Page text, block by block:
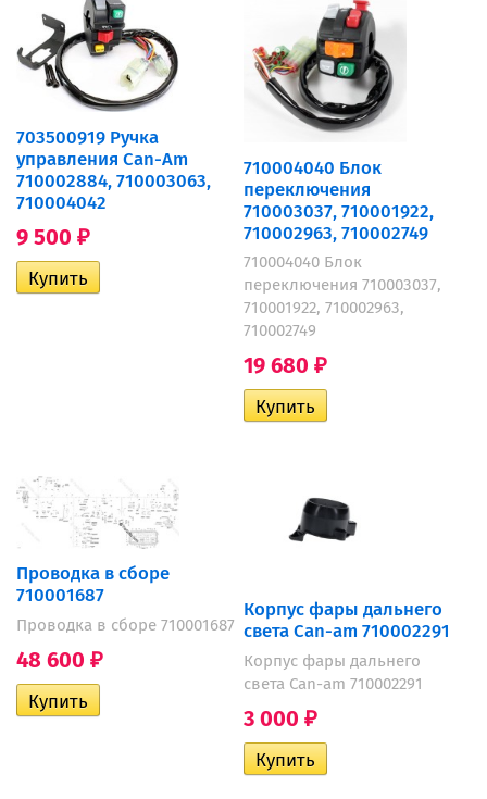
703500919 Ручка
управления Can-Am
710002884, 710003063,
710004042
9 500 ₽
710004040 Блок
переключения
710003037, 710001922,
710002963, 710002749
710004040 Блок
переключения 710003037,
710001922, 710002963,
710002749
19 680 ₽
Проводка в сборе
710001687
Проводка в сборе 710001687
48 600 ₽
Корпус фары дальнего
света Can-am 710002291
Корпус фары дальнего
света Can-am 710002291
3 000 ₽